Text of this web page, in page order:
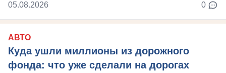
05.08.2026 0
АВТО
Куда ушли миллионы из дорожного
фонда: что уже сделали на дорогах